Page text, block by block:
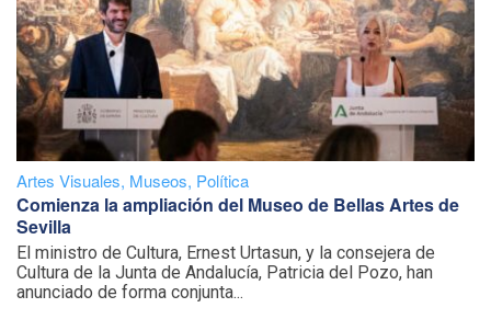
Artes Visuales, Museos, Política
Comienza la ampliación del Museo de Bellas Artes de
Sevilla
El ministro de Cultura, Ernest Urtasun, y la consejera de
Cultura de la Junta de Andalucía, Patricia del Pozo, han
anunciado de forma conjunta...